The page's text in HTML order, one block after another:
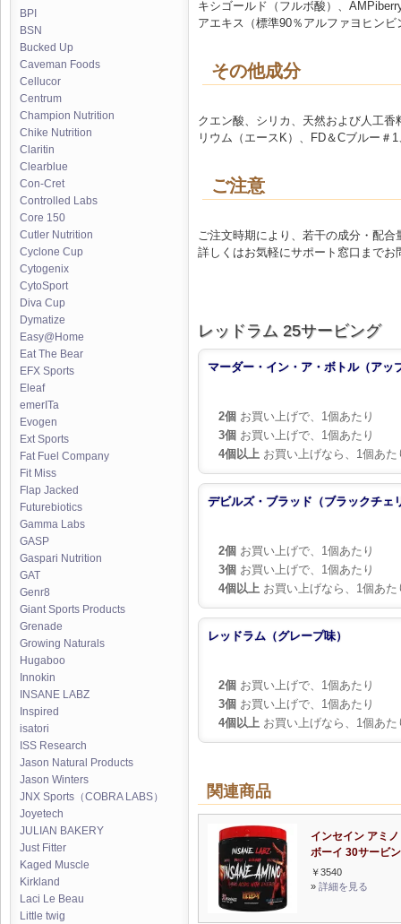
BPI
BSN
Bucked Up
Caveman Foods
Cellucor
Centrum
Champion Nutrition
Chike Nutrition
Claritin
Clearblue
Con-Cret
Controlled Labs
Core 150
Cutler Nutrition
Cyclone Cup
Cytogenix
CytoSport
Diva Cup
Dymatize
Easy@Home
Eat The Bear
EFX Sports
Eleaf
emerITa
Evogen
Ext Sports
Fat Fuel Company
Fit Miss
Flap Jacked
Futurebiotics
Gamma Labs
GASP
Gaspari Nutrition
GAT
Genr8
Giant Sports Products
Grenade
Growing Naturals
Hugaboo
Innokin
INSANE LABZ
Inspired
isatori
ISS Research
Jason Natural Products
Jason Winters
JNX Sports（COBRA LABS）
Joyetech
JULIAN BAKERY
Just Fitter
Kaged Muscle
Kirkland
Laci Le Beau
Little twig
キシゴールド（フルボ酸）、
アエキス（標準90％アルファヨヒンビ
その他成分
クエン酸、シリカ、天然および人工
リウム（エースK）、FD＆Cブルー＃
ご注意
ご注文時期により、若干の成分・配合
詳しくはお気軽にサポート窓口までお
レッドラム 25サービング
マーダー・イン・ア・ボトル（アッ
2個 お買い上げで、1個あたり
3個 お買い上げで、1個あたり
4個以上 お買い上げなら、1個あた
デビルズ・ブラッド（ブラックチェ
2個 お買い上げで、1個あたり
3個 お買い上げで、1個あたり
4個以上 お買い上げなら、1個あた
レッドラム（グレープ味）
2個 お買い上げで、1個あたり
3個 お買い上げで、1個あたり
4個以上 お買い上げなら、1個あた
関連商品
インセイン アミ
ボーイ 30サービ
￥3540
» 詳細を見る